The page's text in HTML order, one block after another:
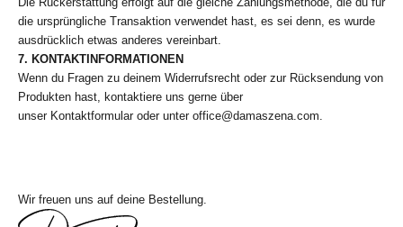
die ursprüngliche Transaktion verwendet hast, es sei denn, es wurde
ausdrücklich etwas anderes vereinbart.
7. KONTAKTINFORMATIONEN
Wenn du Fragen zu deinem Widerrufsrecht oder zur Rücksendung von
Produkten hast, kontaktiere uns gerne über
unser Kontaktformularoder unter office@damaszena.com.
Wir freuen uns auf deine Bestellung.